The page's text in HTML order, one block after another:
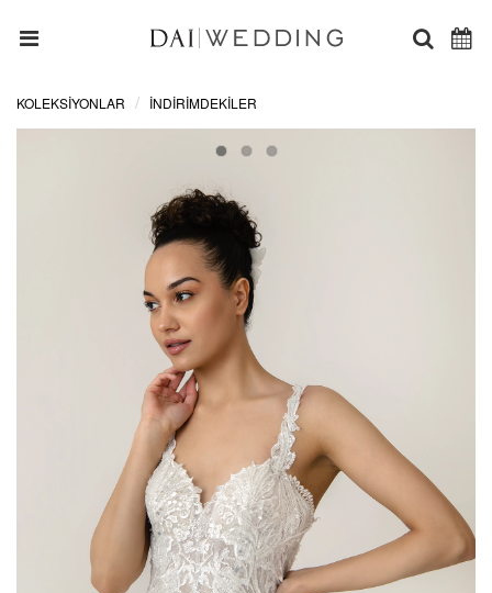
KOLEKSİYONLAR İNDIRIMDEKILER